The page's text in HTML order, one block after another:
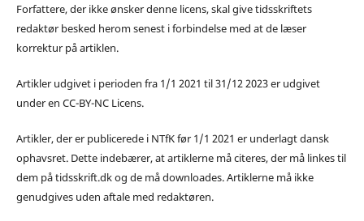
Forfattere, der ikke ønsker denne licens, skal give tidsskriftets
redaktør besked herom senest i forbindelse med at de læser
korrektur på artiklen.
Artikler udgivet i perioden fra 1/1 2021 til 31/12 2023 er udgivet
under en CC-BY-NC Licens.
Artikler, der er publicerede i NTfK før 1/1 2021 er underlagt dansk
ophavsret. Dette indebærer, at artiklerne må citeres, der må linkes til
dem på tidsskrift.dk og de må downloades. Artiklerne må ikke
genudgives uden aftale med redaktøren.